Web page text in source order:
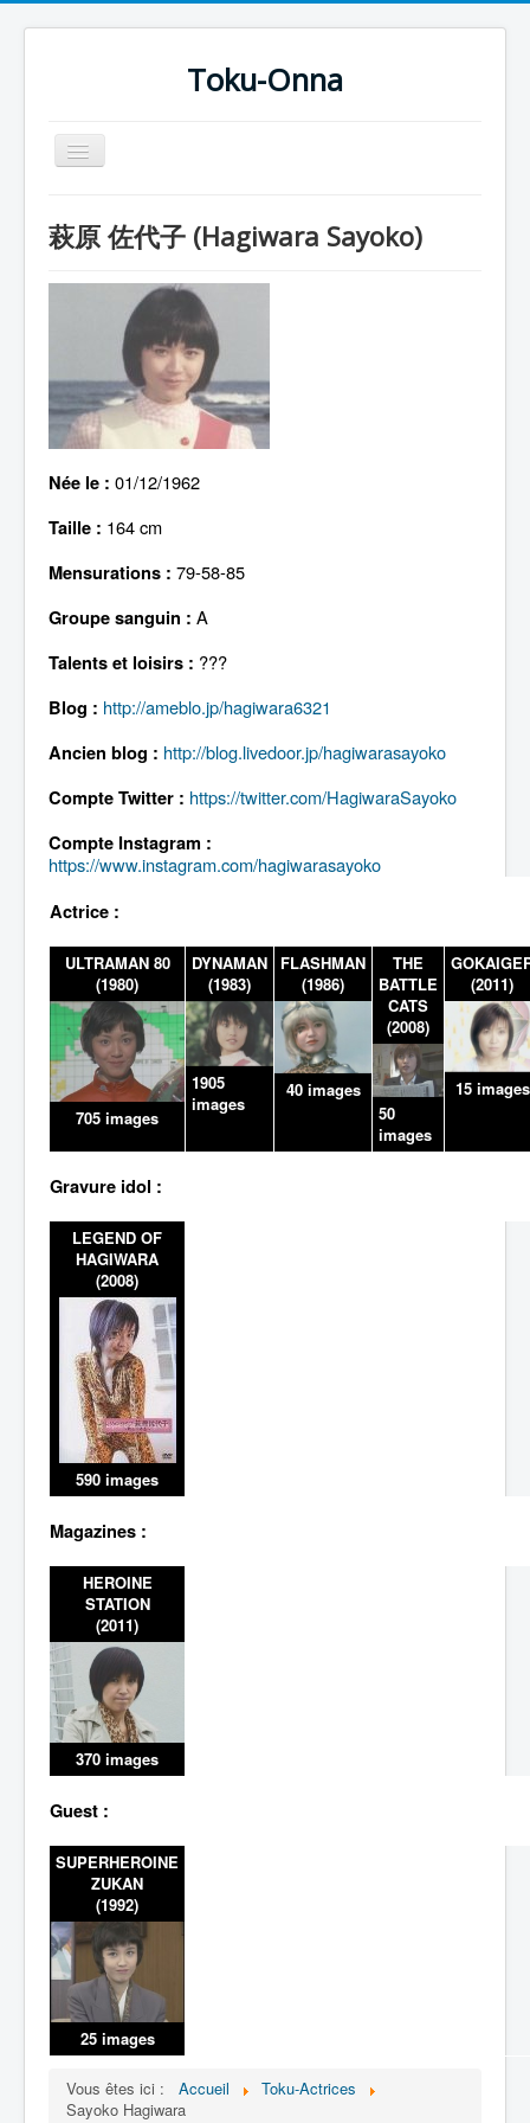
Toku-Onna
Basculer
la
Toku-Actrices
Toku-Critiques
COSAA
Dessins
Artiste Asperger
Lexique
萩原 佐代子 (Hagiwara Sayoko)
Née le : 01/12/1962
Taille : 164 cm
Mensurations : 79-58-85
Groupe sanguin : A
Talents et loisirs : ???
Blog : http://ameblo.jp/hagiwara6321
Ancien blog : http://blog.livedoor.jp/hagiwarasayoko
Compte Twitter : https://twitter.com/HagiwaraSayoko
Compte Instagram :
https://www.instagram.com/hagiwarasayoko
Actrice :
ULTRAMAN 80
(1980)
705 images
DYNAMAN
(1983)
1905
images
FLASHMAN
(1986)
40 images
THE
BATTLE
CATS
(2008)
50
images
(2011)
15 images
Gravure idol :
LEGEND OF
HAGIWARA
(2008)
590 images
Magazines :
HEROINE
STATION
(2011)
370 images
Guest :
SUPERHEROINE
ZUKAN
(1992)
25 images
Vous êtes ici : Accueil
Toku-Actrices
Sayoko Hagiwara